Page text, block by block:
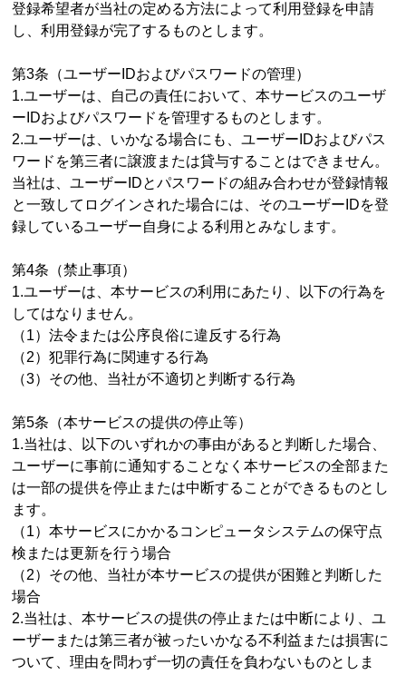
登録希望者が当社の定める方法によって利用登録を申請
し、利用登録が完了するものとします。
第3条（ユーザーIDおよびパスワードの管理）
1.ユーザーは、自己の責任において、本サービスのユーザ
ーIDおよびパスワードを管理するものとします。
2.ユーザーは、いかなる場合にも、ユーザーIDおよびパス
ワードを第三者に譲渡または貸与することはできません。
当社は、ユーザーIDとパスワードの組み合わせが登録情報
と一致してログインされた場合には、そのユーザーIDを登
録しているユーザー自身による利用とみなします。
第4条（禁止事項）
1.ユーザーは、本サービスの利用にあたり、以下の行為を
してはなりません。
（1）法令または公序良俗に違反する行為
（2）犯罪行為に関連する行為
（3）その他、当社が不適切と判断する行為
第5条（本サービスの提供の停止等）
1.当社は、以下のいずれかの事由があると判断した場合、
ユーザーに事前に通知することなく本サービスの全部また
は一部の提供を停止または中断することができるものとし
ます。
（1）本サービスにかかるコンピュータシステムの保守点
検または更新を行う場合
（2）その他、当社が本サービスの提供が困難と判断した
場合
2.当社は、本サービスの提供の停止または中断により、ユ
ーザーまたは第三者が被ったいかなる不利益または損害に
ついて、理由を問わず一切の責任を負わないものとしま